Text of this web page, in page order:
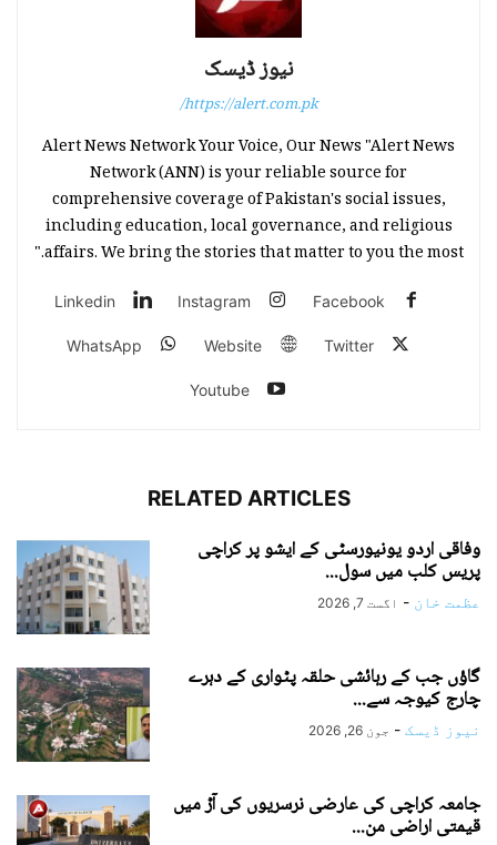
نیوز ڈیسک
https://alert.com.pk/
Alert News Network Your Voice, Our News "Alert News
Network (ANN) is your reliable source for
comprehensive coverage of Pakistan's social issues,
including education, local governance, and religious
affairs. We bring the stories that matter to you the most."
Facebook
Instagram
Linkedin
Twitter
Website
WhatsApp
Youtube
RELATED ARTICLES
وفاقی اردو یونیورسٹی کے ایشو پر کراچی
پریس کلب میں سول...
عظمت خان - اگست 7, 2026
گاؤں جب کے رہائشی حلقہ پٹواری کے دہرے
چارج کیوجہ سے...
نیوز ڈیسک - جون 26, 2026
جامعہ کراچی کی عارضی نرسریوں کی آڑ میں
قیمتی اراضی من...